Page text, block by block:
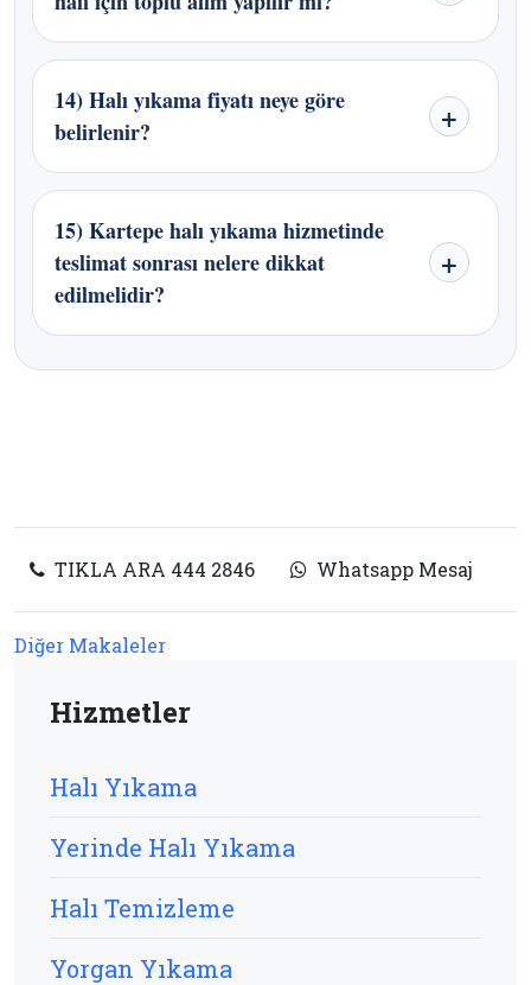
14) Halı yıkama fiyatı neye göre
belirlenir?
15) Kartepe halı yıkama hizmetinde
teslimat sonrası nelere dikkat
edilmelidir?
TIKLA ARA 444 2846 Whatsapp Mesaj
Diğer Makaleler
Hizmetler
Halı Yıkama
Yerinde Halı Yıkama
Halı Temizleme
Yorgan Yıkama